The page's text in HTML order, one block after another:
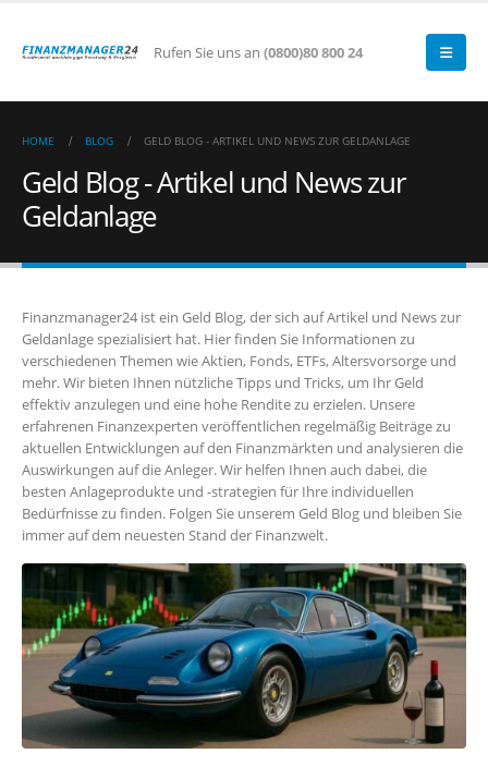
Rufen Sie uns an (0800)80 800 24
HOME BLOG GELD BLOG - ARTIKEL UND NEWS ZUR GELDANLAGE
Geld Blog - Artikel und News zur
Geldanlage
Finanzmanager24 ist ein Geld Blog, der sich auf Artikel und News zur
Geldanlage spezialisiert hat. Hier finden Sie Informationen zu
verschiedenen Themen wie Aktien, Fonds, ETFs, Altersvorsorge und
mehr. Wir bieten Ihnen nützliche Tipps und Tricks, um Ihr Geld
effektiv anzulegen und eine hohe Rendite zu erzielen. Unsere
erfahrenen Finanzexperten veröffentlichen regelmäßig Beiträge zu
aktuellen Entwicklungen auf den Finanzmärkten und analysieren die
Auswirkungen auf die Anleger. Wir helfen Ihnen auch dabei, die
besten Anlageprodukte und -strategien für Ihre individuellen
Bedürfnisse zu finden. Folgen Sie unserem Geld Blog und bleiben Sie
immer auf dem neuesten Stand der Finanzwelt.